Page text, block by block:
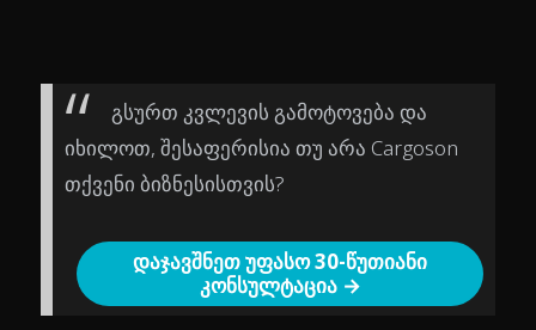
გსურთ კვლევის გამოტოვება და
იხილოთ, შესაფერისია თუ არა Cargoson
თქვენი ბიზნესისთვის?
დაჯავშნეთ უფასო 30-წუთიანი
კონსულტაცია →